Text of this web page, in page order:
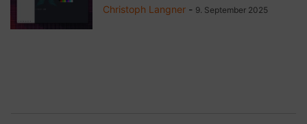
Christoph Langner - 9. September 2025